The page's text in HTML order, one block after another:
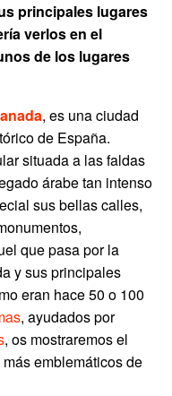
principales lugares
verlos en el
de los lugares
, es una ciudad
de España.
situada a las faldas
árabe tan intenso
sus bellas calles,
que pasa por la
y sus principales
eran hace 50 o 100
, ayudados por
, os mostraremos el
emblemáticos de